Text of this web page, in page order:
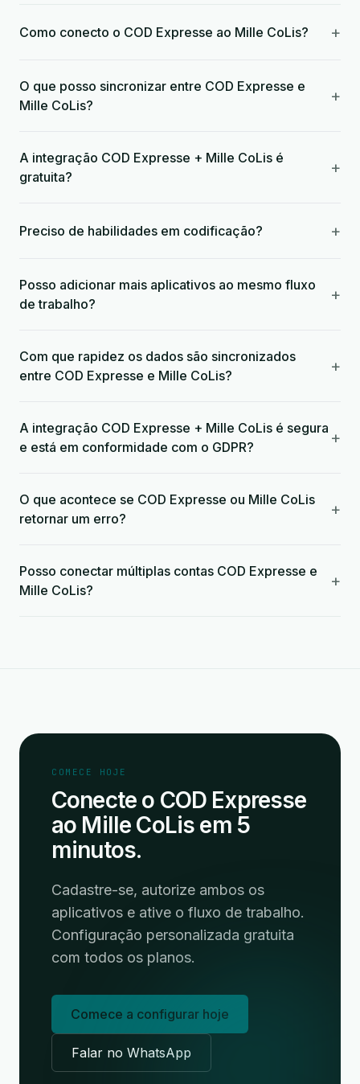
Como conecto o COD Expresse ao Mille CoLis? +
O que posso sincronizar entre COD Expresse e
Mille CoLis?
+
A integração COD Expresse + Mille CoLis é
gratuita?
+
Preciso de habilidades em codificação? +
Posso adicionar mais aplicativos ao mesmo fluxo
de trabalho?
+
Com que rapidez os dados são sincronizados
entre COD Expresse e Mille CoLis?
+
A integração COD Expresse + Mille CoLis é segura
e está em conformidade com o GDPR?
+
O que acontece se COD Expresse ou Mille CoLis
retornar um erro?
+
Posso conectar múltiplas contas COD Expresse e
Mille CoLis?
+
COMECE HOJE
Conecte o COD Expresse
ao Mille CoLis em 5
minutos.
Cadastre-se, autorize ambos os
aplicativos e ative o fluxo de trabalho.
Configuração personalizada gratuita
com todos os planos.
Comece a configurar hoje
Falar no WhatsApp